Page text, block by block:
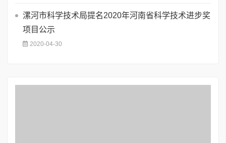
漯河市科学技术局提名2020年河南省科学技术进步奖
项目公示
2020-04-30